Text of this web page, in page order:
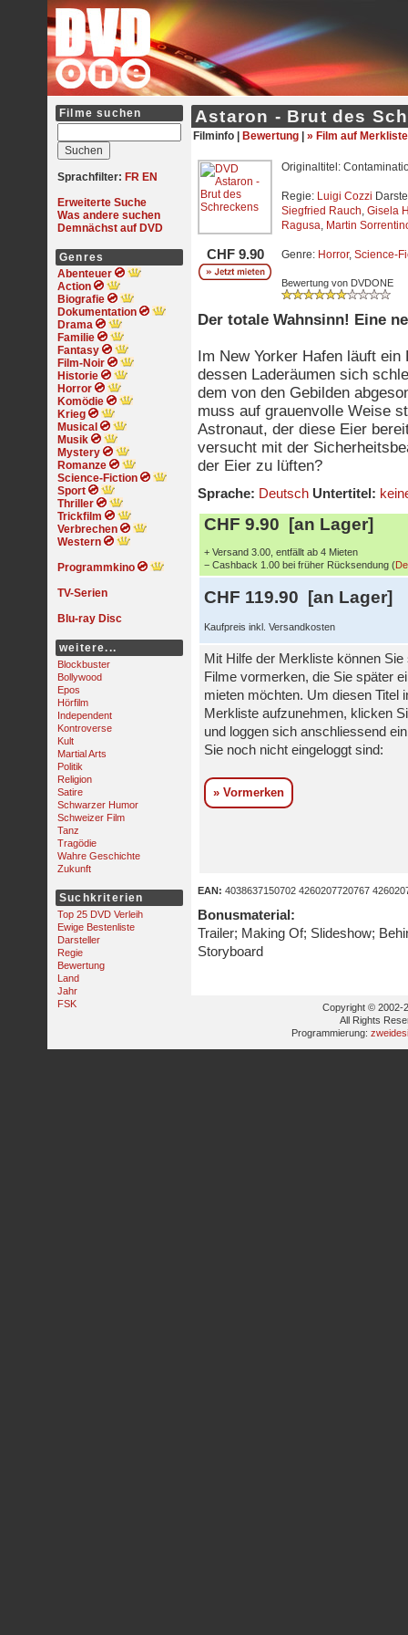
Filme suchen
Sprachfilter: FR EN
Erweiterte Suche
Was andere suchen
Demnächst auf DVD
Genres
Abenteuer
Action
Biografie
Dokumentation
Drama
Familie
Fantasy
Film-Noir
Historie
Horror
Komödie
Krieg
Musical
Musik
Mystery
Romanze
Science-Fiction
Sport
Thriller
Trickfilm
Verbrechen
Western
Programmkino
TV-Serien
Blu-ray Disc
weitere...
Blockbuster
Bollywood
Epos
Hörfilm
Independent
Kontroverse
Kult
Martial Arts
Politik
Religion
Satire
Schwarzer Humor
Schweizer Film
Tanz
Tragödie
Wahre Geschichte
Zukunft
Suchkriterien
Top 25 DVD Verleih
Ewige Bestenliste
Darsteller
Regie
Bewertung
Land
Jahr
FSK
Astaron - Brut des
Filminfo | Bewertung » Film auf Merkliste
CHF 9.90
Originaltitel:
Regie: Luigi Cozzi
Siegfried Rauch, Gisela
Ragusa, Martin
Genre: Horror, Science-
Bewertung von DVDONE
Der totale Wahnsinn! Eine
Im New Yorker Hafen läuft
dessen Laderäumen sich
dem von den Gebilden
muss auf grauenvolle Weise
Astronaut, der diese Eier
versucht mit der
der Eier zu lüften?
Sprache: Deutsch Untertitel:
CHF 9.90 [an Lager]
+ Versand 3.00, entfällt ab 4 Mieten
− Cashback 1.00 bei früher Rücksendung (
CHF 119.90 [an Lager]
Kaufpreis inkl. Versandkosten
Mit Hilfe der Merkliste können Sie
Filme vormerken, die Sie später
mieten möchten. Um diesen Titel
Merkliste aufzunehmen, klicken
und loggen sich anschliessend
Sie noch nicht eingeloggt sind:
» Vormerken
EAN: 4038637150702 4260207720767
Bonusmaterial:
Trailer; Making Of; Slideshow;
Storyboard
Copyright © 2002-
All Rights
Programmierung: